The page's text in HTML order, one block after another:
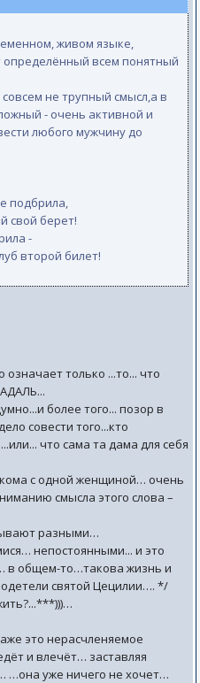
живом языке,
определённый всем понятный
не трупный смысл,а в
- очень активной и
любого мужчину до
подбрила,
свой берет!
-
второй билет!
только ...то... что
более того... позор в
совести того...кто
что сама та дама для себя
с одной женщиной… очень
смысла этого слова –
разными…
непостоянными... и это
в общем-то…такова жизнь и
святой Цецилии…. */
это нерасчленяемое
и влечёт… заставляя
…она уже ничего не хочет…